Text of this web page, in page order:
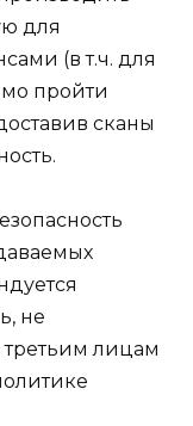
для
(в т.​ч.​ для
пройти
сканы
не
лицам